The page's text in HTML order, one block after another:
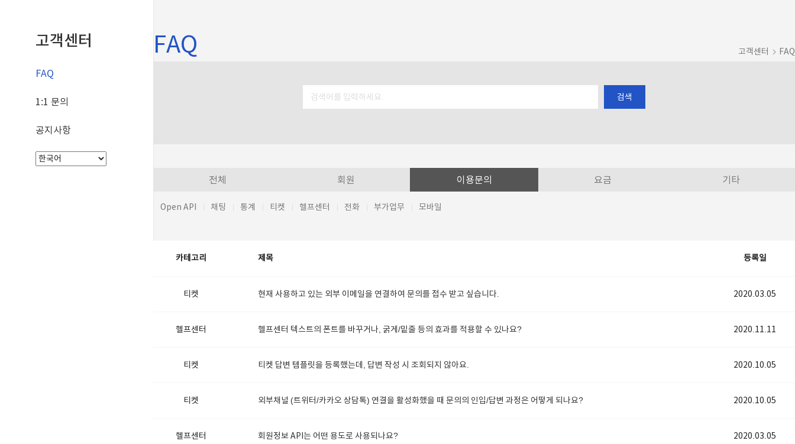
고객센터
FAQ
1:1 문의
공지사항
FAQ 고객센터 FAQ
검색
전체 회원 이용문의 요금 기타
Open API 채팅 통계 티켓 헬프센터 전화 부가업무 모바일
카테고리 제목 등록일
티켓 현재 사용하고 있는 외부 이메일을 연결하여 문의를 접수 받고 싶습니다. 2020.03.05
헬프센터 헬프센터 텍스트의 폰트를 바꾸거나, 굵게/밑줄 등의 효과를 적용할 수 있나요? 2020.11.11
티켓 티켓 답변 템플릿을 등록했는데, 답변 작성 시 조회되지 않아요. 2020.10.05
티켓 외부채널 (트위터/카카오 상담톡) 연결을 활성화했을 때 문의의 인입/답변 과정은 어떻게 되나요? 2020.10.05
헬프센터 회원정보 API는 어떤 용도로 사용되나요? 2020.03.05